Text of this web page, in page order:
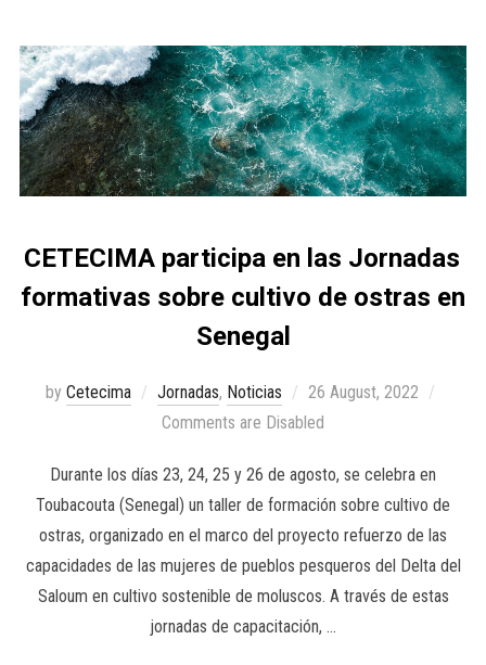
CETECIMA participa en las Jornadas
formativas sobre cultivo de ostras en
Senegal
by Cetecima Jornadas, Noticias
26 August, 2022
Comments are Disabled
Durante los días 23, 24, 25 y 26 de agosto, se celebra en
Toubacouta (Senegal) un taller de formación sobre cultivo de
ostras, organizado en el marco del proyecto refuerzo de las
capacidades de las mujeres de pueblos pesqueros del Delta del
Saloum en cultivo sostenible de moluscos. A través de estas
jornadas de capacitación, …